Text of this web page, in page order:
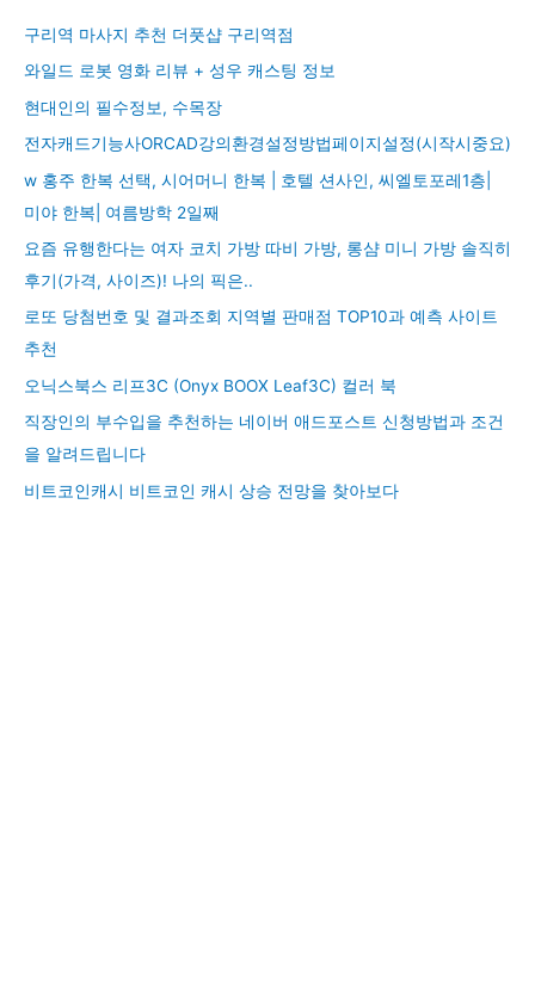
구리역 마사지 추천 더풋샵 구리역점
와일드 로봇 영화 리뷰 + 성우 캐스팅 정보
현대인의 필수정보, 수목장
전자캐드기능사ORCAD강의환경설정방법페이지설정(시작시중요)
w 홍주 한복 선택, 시어머니 한복 | 호텔 션사인, 씨엘토포레1층|
미야 한복| 여름방학 2일째
요즘 유행한다는 여자 코치 가방 따비 가방, 롱샴 미니 가방 솔직히
후기(가격, 사이즈)! 나의 픽은..
로또 당첨번호 및 결과조회 지역별 판매점 TOP10과 예측 사이트
추천
오닉스북스 리프3C (Onyx BOOX Leaf3C) 컬러 북
직장인의 부수입을 추천하는 네이버 애드포스트 신청방법과 조건
을 알려드립니다
비트코인캐시 비트코인 캐시 상승 전망을 찾아보다